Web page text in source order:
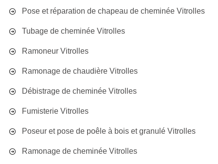
Pose et réparation de chapeau de cheminée Vitrolles
Tubage de cheminée Vitrolles
Ramoneur Vitrolles
Ramonage de chaudière Vitrolles
Débistrage de cheminée Vitrolles
Fumisterie Vitrolles
Poseur et pose de poêle à bois et granulé Vitrolles
Ramonage de cheminée Vitrolles